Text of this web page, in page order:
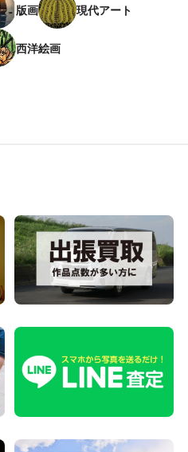
版画 現代アート
西洋絵画